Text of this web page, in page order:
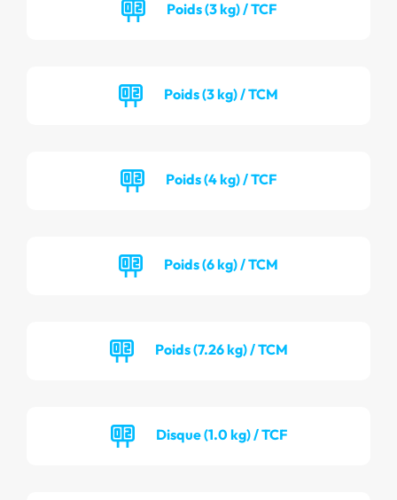
Poids (3 kg) / TCF
Poids (3 kg) / TCM
Poids (4 kg) / TCF
Poids (6 kg) / TCM
Poids (7.26 kg) / TCM
Disque (1.0 kg) / TCF